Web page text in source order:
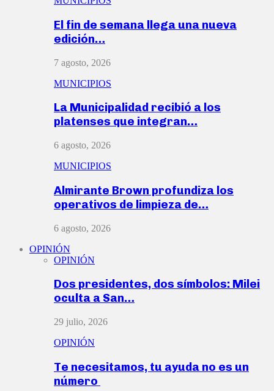
El fin de semana llega una nueva
edición…
7 agosto, 2026
MUNICIPIOS
La Municipalidad recibió a los
platenses que integran…
6 agosto, 2026
MUNICIPIOS
Almirante Brown profundiza los
operativos de limpieza de…
6 agosto, 2026
OPINIÓN
OPINIÓN
Dos presidentes, dos símbolos: Milei
oculta a San…
29 julio, 2026
OPINIÓN
Te necesitamos, tu ayuda no es un
número